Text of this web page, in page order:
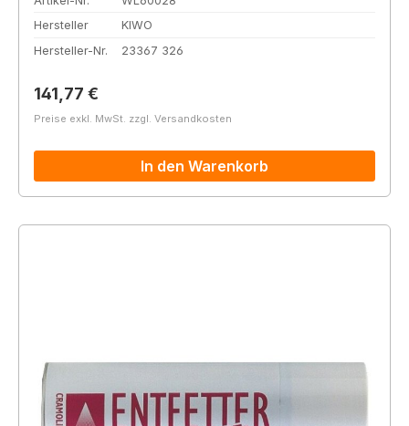
Hersteller
KIWO
Hersteller-Nr.
23367 326
Regulärer Preis:
141,77 €
Preise exkl. MwSt. zzgl. Versandkosten
In den Warenkorb